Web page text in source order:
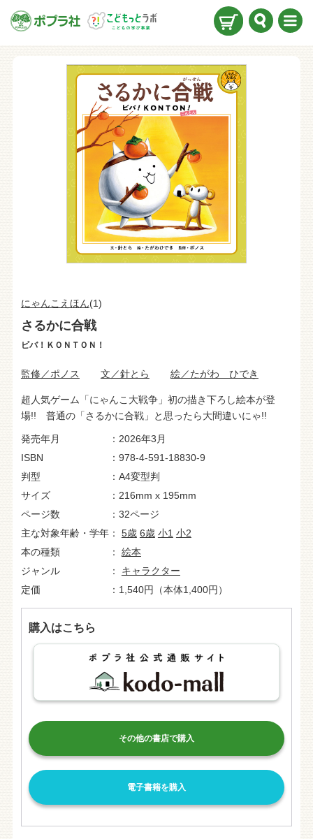
ュー
にゃんこえほん(1)
さるかに合戦
ビバ！ＫＯＮＴＯＮ！
監修／ポノス 文／針とら 絵／たがわ ひでき
超人気ゲーム「にゃんこ大戦争」初の描き下ろし絵本が登
場!! 普通の「さるかに合戦」と思ったら大間違いにゃ!!
発売年月
2026年3月
ISBN
978-4-591-18830-9
判型
A4変型判
サイズ
216mm x 195mm
ページ数
32ページ
主な対象年齢・学年
5歳 6歳 小1 小2
本の種類
絵本
ジャンル
キャラクター
定価
1,540円（本体1,400円）
購入はこちら
その他の書店で購入
電子書籍を購入